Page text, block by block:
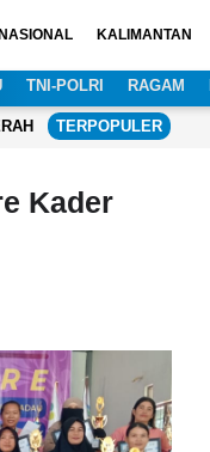
NASIONAL KALIMANTAN
TNI-POLRI RAGAM
TERPOPULER
Kader